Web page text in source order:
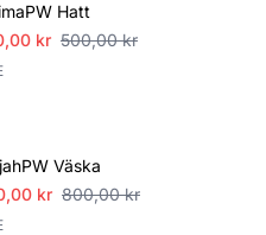
Hatt
kr 500,00 kr
Väska
kr 800,00 kr